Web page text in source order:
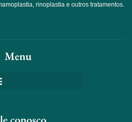
rinoplastia e outros tratamentos.
Menu